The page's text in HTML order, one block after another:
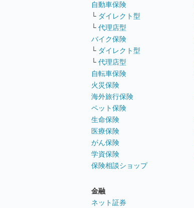
自動車保険
└ ダイレクト型
└ 代理店型
バイク保険
└ ダイレクト型
└ 代理店型
自転車保険
火災保険
海外旅行保険
ペット保険
生命保険
医療保険
がん保険
学資保険
保険相談ショップ
金融
ネット証券